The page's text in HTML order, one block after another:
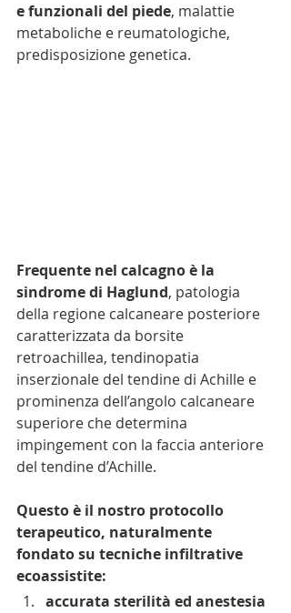
e funzionali del piede, malattie
metaboliche e reumatologiche,
predisposizione genetica.
Frequente nel calcagno è la
sindrome di Haglund, patologia
della regione calcaneare posteriore
caratterizzata da borsite
retroachillea, tendinopatia
inserzionale del tendine di Achille e
prominenza dell’angolo calcaneare
superiore che determina
impingement con la faccia anteriore
del tendine d’Achille.
Questo è il nostro protocollo
terapeutico, naturalmente
fondato su tecniche infiltrative
ecoassistite:
accurata sterilità ed anestesia